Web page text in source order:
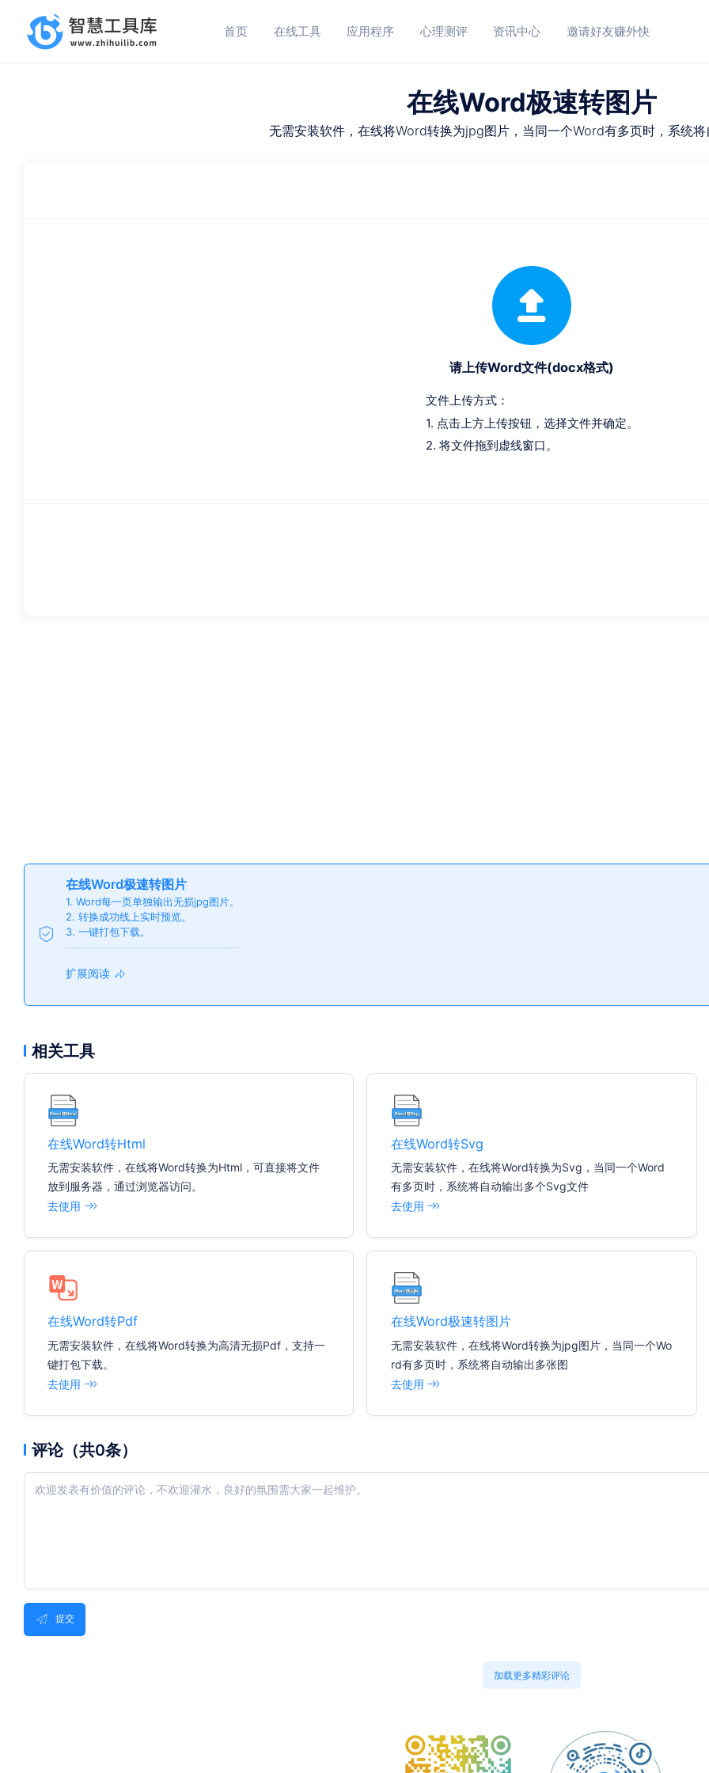
首页 在线工具 应用程序 心理测评 资讯中心 邀请好友赚外快
在线Word极速转图片
无需安装软件，在线将Word转换为jpg图片，当同一个Word有多页时，系统将
请上传Word文件(docx格式)
文件上传方式：
1. 点击上方上传按钮，选择文件并确定。
2. 将文件拖到虚线窗口。
在线Word极速转图片
1. Word每一页单独输出无损jpg图片。
2. 转换成功线上实时预览。
3. 一键打包下载。
扩展阅读
相关工具
在线Word转Html
无需安装软件，在线将Word转换为Html，可直接将文件
放到服务器，通过浏览器访问。
去使用
在线Word转Svg
无需安装软件，在线将Word转换为Svg，当同一个Word
有多页时，系统将自动输出多个Svg文件
去使用
在线Word转Pdf
无需安装软件，在线将Word转换为高清无损Pdf，支持一
键打包下载。
去使用
在线Word极速转图片
无需安装软件，在线将Word转换为jpg图片，当同一个Wo
rd有多页时，系统将自动输出多张图
去使用
评论（共0条）
提交
加载更多精彩评论